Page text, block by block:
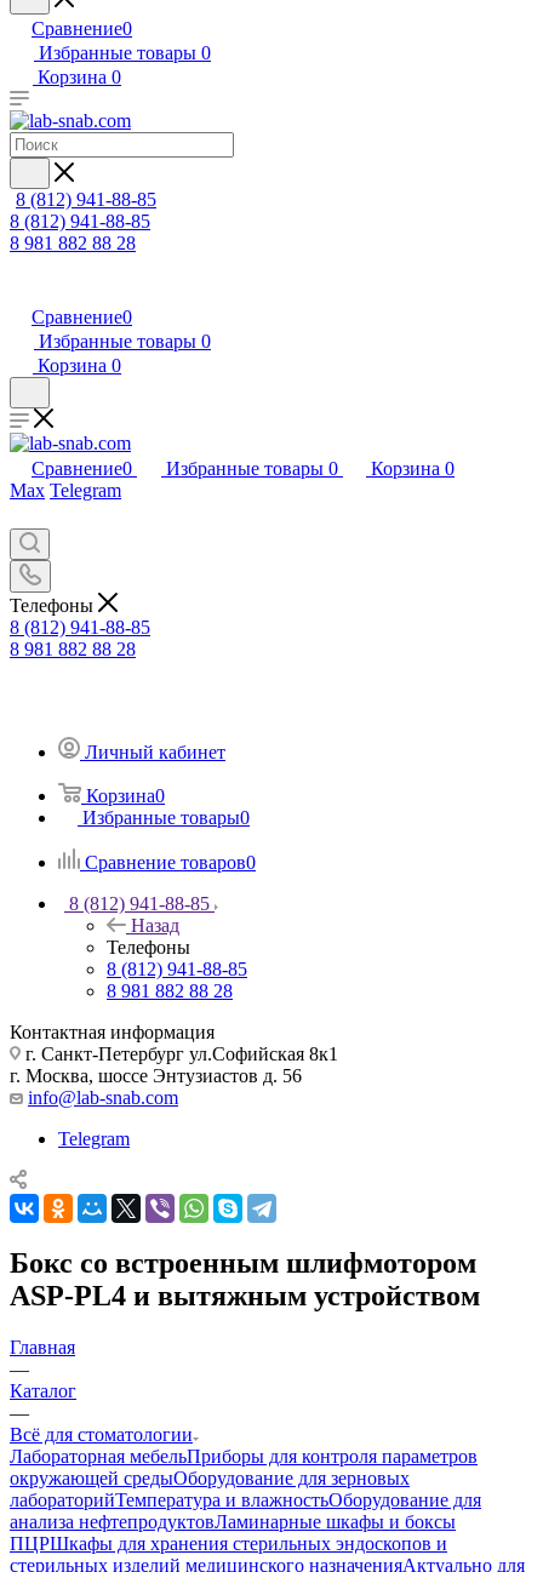
Сравнение0
Избранные товары 0
Корзина 0
8 (812) 941-88-85
8 (812) 941-88-85
8 981 882 88 28
Сравнение0
Избранные товары 0
Корзина 0
Сравнение0 Избранные товары 0 Корзина 0
Max Telegram
Телефоны
8 (812) 941-88-85
8 981 882 88 28
Личный кабинет
Корзина0
Избранные товары0
Сравнение товаров0
8 (812) 941-88-85
Назад
Телефоны
8 (812) 941-88-85
8 981 882 88 28
Контактная информация
г. Санкт-Петербург ул.Софийская 8к1
г. Москва, шоссе Энтузиастов д. 56
info@lab-snab.com
Telegram
Бокс со встроенным шлифмотором
ASP-PL4 и вытяжным устройством
Главная
—
Каталог
—
Всё для стоматологии
Лабораторная мебельПриборы для контроля параметров
окружающей средыОборудование для зерновых
лабораторийТемпература и влажностьОборудование для
анализа нефтепродуктовЛаминарные шкафы и боксы
ПЦРШкафы для хранения стерильных эндоскопов и
стерильных изделий медицинского назначенияАктуально для